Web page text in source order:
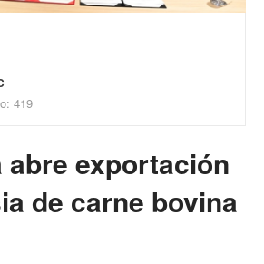
419
abre exportación
de carne bovina